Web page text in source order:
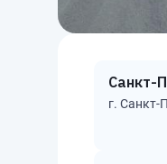
Санкт-
г. Санкт-